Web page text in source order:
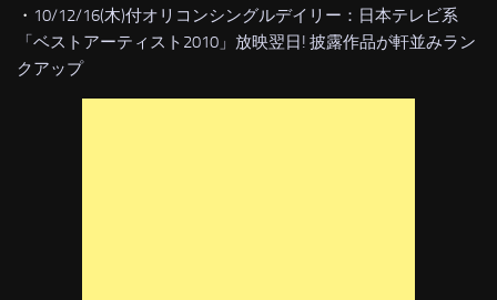
・ 10/12/16(木)付オリコンシングルデイリー：日本テレビ系
「ベストアーティスト2010」放映翌日! 披露作品が軒並みラン
クアップ